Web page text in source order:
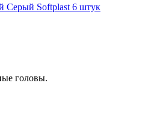
Серый Softplast 6 штук
головы.